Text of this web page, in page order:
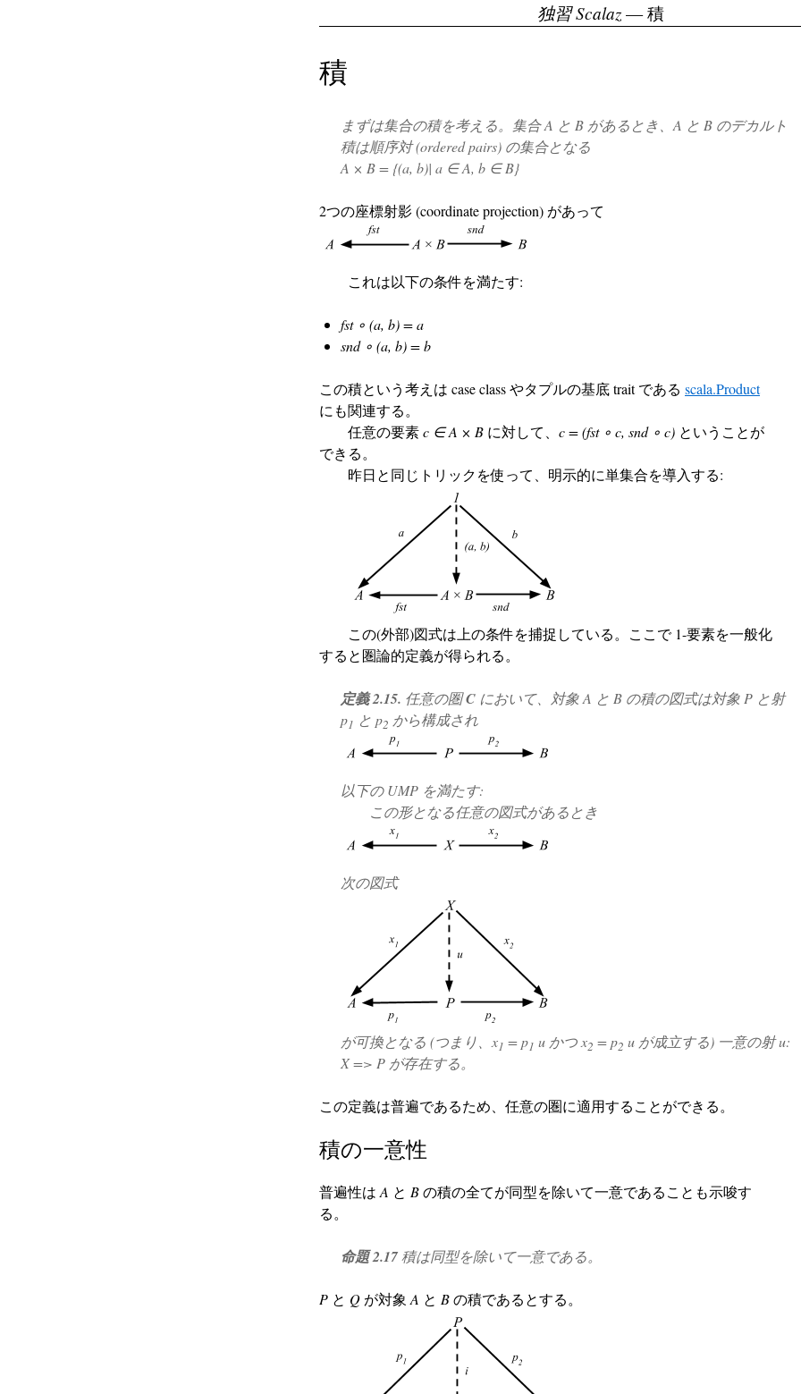
積
まずは集合の積を考える。集合 A と B があるとき、A と B のデカルト
積は順序対 (ordered pairs) の集合となる
A × B = {(a, b)| a ∈ A, b ∈ B}
2つの座標射影 (coordinate projection) があって
これは以下の条件を満たす:
fst ∘ (a, b) = a
snd ∘ (a, b) = b
この積という考えは case class やタプルの基底 trait である scala.Product
にも関連する。
任意の要素c ∈ A × B に対して、 c = (fst ∘ c, snd ∘ c) ということが
できる。
昨日と同じトリックを使って、明示的に単集合を導入する:
この(外部)図式は上の条件を捕捉している。ここで 1-要素を一般化
すると圏論的定義が得られる。
定義 2.15. 任意の圏C において、対象 A と B の積の図式は対象 P と射
p1 と p2 から構成され
以下の UMP を満たす:
この形となる任意の図式があるとき
次の図式
が可換となる (つまり、x1 = p1 u かつ x2 = p2 u が成立する) 一意の射 u:
X => P が存在する。
この定義は普遍であるため、任意の圏に適用することができる。
積の一意性
普遍性は A と Bの積の全てが同型を除いて一意であることも示唆す
る。
命題 2.17積は同型を除いて一意である。
P と Q が対象 A と Bの積であるとする。
独習 Scalaz — 積